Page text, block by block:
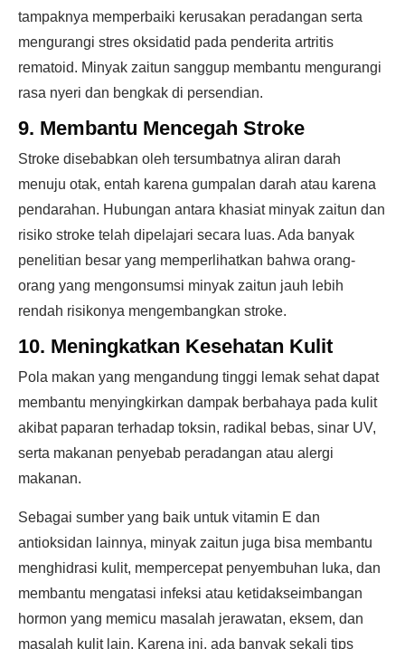
tampaknya memperbaiki kerusakan peradangan serta
mengurangi stres oksidatid pada penderita artritis
rematoid. Minyak zaitun sanggup membantu mengurangi
rasa nyeri dan bengkak di persendian.
9. Membantu Mencegah Stroke
Stroke disebabkan oleh tersumbatnya aliran darah
menuju otak, entah karena gumpalan darah atau karena
pendarahan. Hubungan antara khasiat minyak zaitun dan
risiko stroke telah dipelajari secara luas. Ada banyak
penelitian besar yang memperlihatkan bahwa orang-
orang yang mengonsumsi minyak zaitun jauh lebih
rendah risikonya mengembangkan stroke.
10. Meningkatkan Kesehatan Kulit
Pola makan yang mengandung tinggi lemak sehat dapat
membantu menyingkirkan dampak berbahaya pada kulit
akibat paparan terhadap toksin, radikal bebas, sinar UV,
serta makanan penyebab peradangan atau alergi
makanan.
Sebagai sumber yang baik untuk vitamin E dan
antioksidan lainnya, minyak zaitun juga bisa membantu
menghidrasi kulit, mempercepat penyembuhan luka, dan
membantu mengatasi infeksi atau ketidakseimbangan
hormon yang memicu masalah jerawatan, eksem, dan
masalah kulit lain. Karena ini, ada banyak sekali tips